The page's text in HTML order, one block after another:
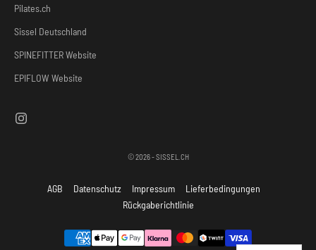
Pilates.ch
Sissel Deutschland
SPINEFITTER Website
EPIFLOW Website
© 2026 - SISSEL.CH
AGB Datenschutz Impressum
Lieferbedingungen
Rückgaberichtlinie